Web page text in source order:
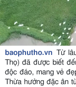
baophutho.vn Từ
Thọ) đã được biết
độc đáo, mang vẻ
Thừa hưởng đặc ân